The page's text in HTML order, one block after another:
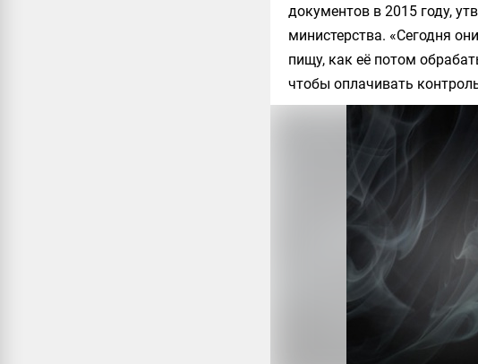
документов в 2015 году,
министерства. «Сегодня
пищу, как её потом
чтобы оплачивать